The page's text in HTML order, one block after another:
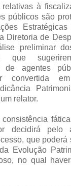
à
públicos são
Diretoria de
preliminar
que
de agentes
convertida
relator.
decidirá pelo
que poderá
Evolução
no qual